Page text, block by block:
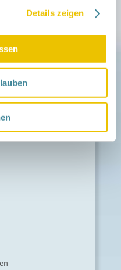
Details zeigen